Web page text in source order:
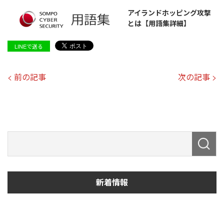
アイランドホッピング攻撃
とは【用語集詳細】
LINEで送る
< 前の記事 次の記事 >
新着情報